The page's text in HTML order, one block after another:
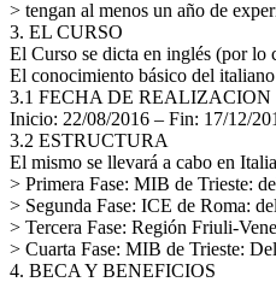
> tengan al menos un año de
3. EL CURSO
El Curso se dicta en inglés (por lo
El conocimiento básico del
3.1 FECHA DE REALIZACION
Inicio: 22/08/2016 – Fin: 17/12/
3.2 ESTRUCTURA
El mismo se llevará a cabo en
> Primera Fase: MIB de Trieste:
> Segunda Fase: ICE de Roma:
> Tercera Fase: Región Friuli-
> Cuarta Fase: MIB de Trieste:
4. BECA Y BENEFICIOS